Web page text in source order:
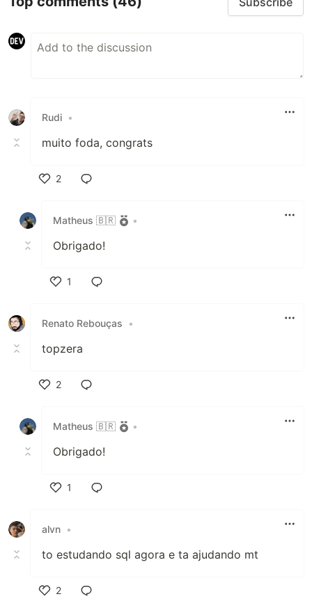
Rudi •
muito foda, congrats
2
Matheus 🇧🇷
•
Obrigado!
1
Renato Rebouças
•
topzera
2
Matheus 🇧🇷
•
Obrigado!
1
alvn •
to estudando sql agora e ta ajudando mt
2